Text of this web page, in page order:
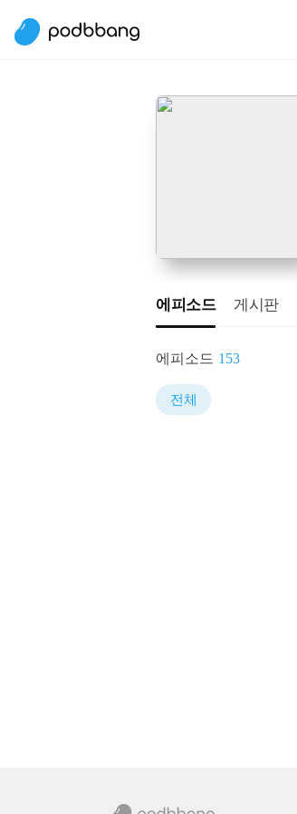
에피소드 게시판
에피소드 153
전체